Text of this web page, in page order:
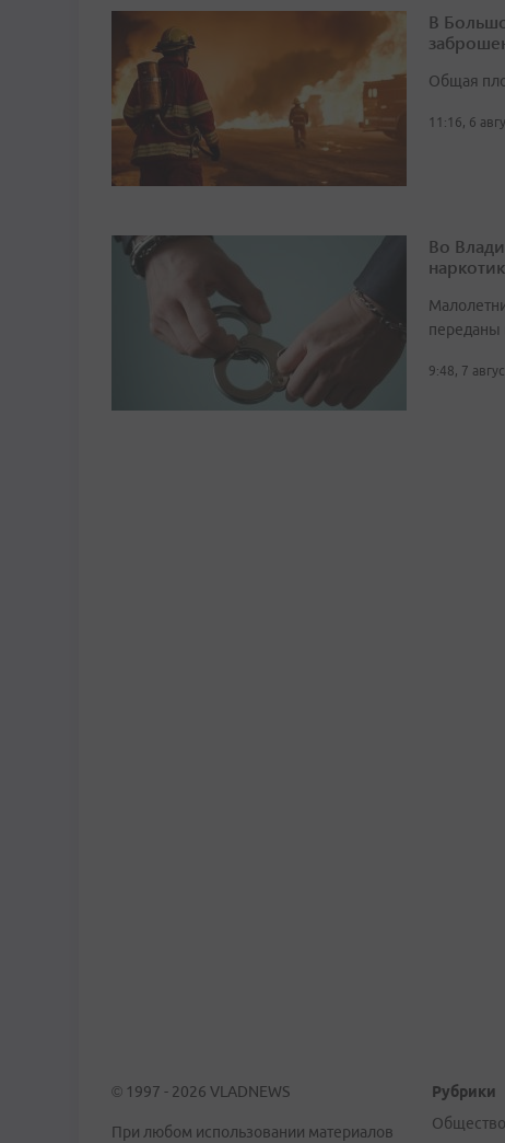
В
Общая
11:16, 6
Во
переданы
9:48, 7
© 1997 - 2026 VLADNEWS
При любом использовании материалов
Рубрики
Общество